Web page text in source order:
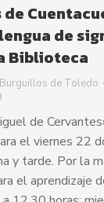
de
Biblioteca
de Toledo
de
el viernes 22
y tarde. Por la
el aprendizaje